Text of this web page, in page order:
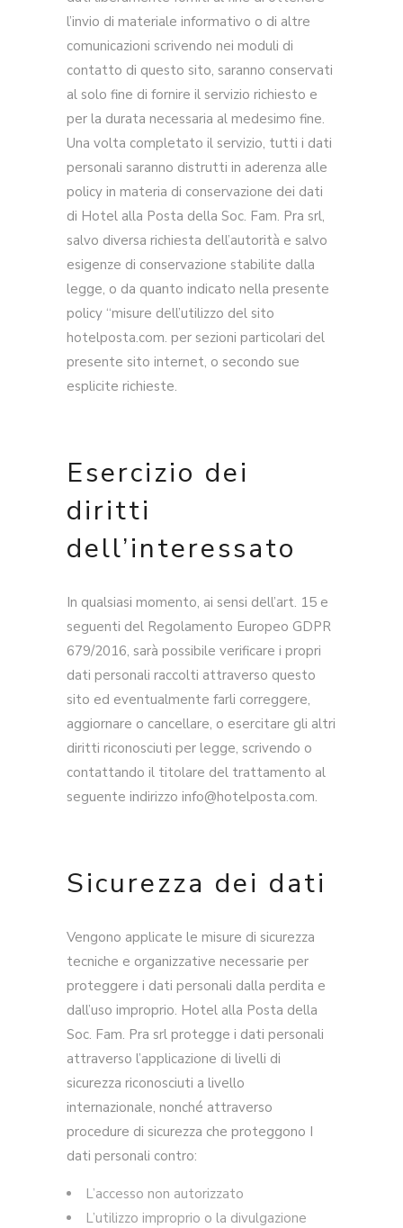
l’invio di materiale informativo o di altre
comunicazioni scrivendo nei moduli di
contatto di questo sito, saranno conservati
al solo fine di fornire il servizio richiesto e
per la durata necessaria al medesimo fine.
Una volta completato il servizio, tutti i dati
personali saranno distrutti in aderenza alle
policy in materia di conservazione dei dati
di Hotel alla Posta della Soc. Fam. Pra srl,
salvo diversa richiesta dell’autorità e salvo
esigenze di conservazione stabilite dalla
legge, o da quanto indicato nella presente
policy “misure dell’utilizzo del sito
hotelposta.com. per sezioni particolari del
presente sito internet, o secondo sue
esplicite richieste.
Esercizio dei
diritti
dell’interessato
In qualsiasi momento, ai sensi dell’art. 15 e
seguenti del Regolamento Europeo GDPR
679/2016, sarà possibile verificare i propri
dati personali raccolti attraverso questo
sito ed eventualmente farli correggere,
aggiornare o cancellare, o esercitare gli altri
diritti riconosciuti per legge, scrivendo o
contattando il titolare del trattamento al
seguente indirizzo info@hotelposta.com.
Sicurezza dei dati
Vengono applicate le misure di sicurezza
tecniche e organizzative necessarie per
proteggere i dati personali dalla perdita e
dall’uso improprio. Hotel alla Posta della
Soc. Fam. Pra srl protegge i dati personali
attraverso l’applicazione di livelli di
sicurezza riconosciuti a livello
internazionale, nonché attraverso
procedure di sicurezza che proteggono I
dati personali contro:
L’accesso non autorizzato
L’utilizzo improprio o la divulgazione